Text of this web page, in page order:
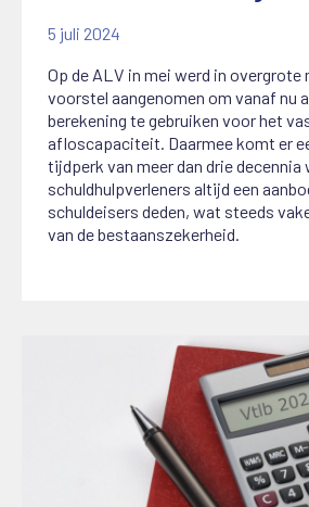
5 juli 2024
Op de ALV in mei werd in overgrote
voorstel aangenomen om vanaf nu
berekening te gebruiken voor het
afloscapaciteit. Daarmee komt er
tijdperk van meer dan drie decennia
schuldhulpverleners altijd een
schuldeisers deden, wat steeds
van de bestaanszekerheid.